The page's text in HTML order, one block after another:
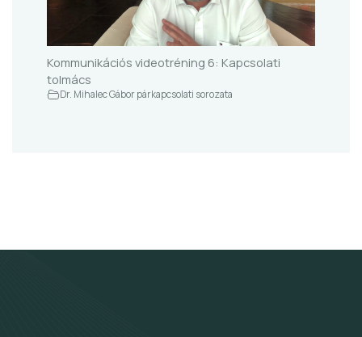
Kommunikációs videotréning 6: Kapcsolati
tolmács
Dr. Mihalec Gábor párkapcsolati sorozata